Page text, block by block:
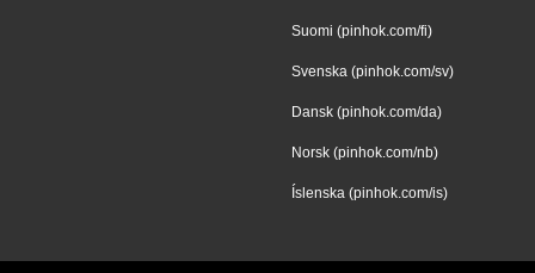
Suomi (pinhok.com/fi)
Svenska (pinhok.com/sv)
Dansk (pinhok.com/da)
Norsk (pinhok.com/nb)
Íslenska (pinhok.com/is)